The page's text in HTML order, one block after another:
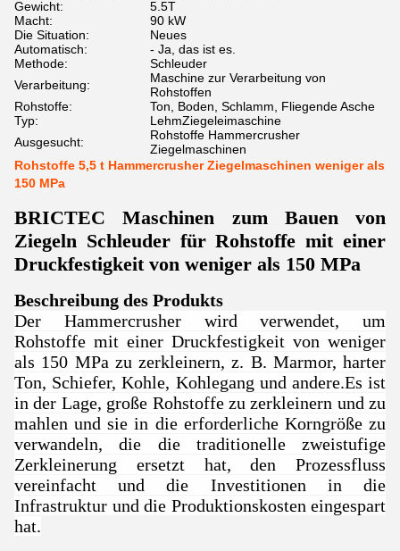
Gewicht:
5.5T
Macht:
90 kW
Die Situation:
Neues
Automatisch:
- Ja, das ist es.
Methode:
Schleuder
Verarbeitung:
Maschine zur Verarbeitung von
Rohstoffen
Rohstoffe:
Ton, Boden, Schlamm, Fliegende Asche
Typ:
LehmZiegeleimaschine
Ausgesucht:
Rohstoffe Hammercrusher
Ziegelmaschinen
Rohstoffe 5,5 t Hammercrusher Ziegelmaschinen weniger als
150 MPa
BRICTEC Maschinen zum Bauen von
Ziegeln Schleuder für Rohstoffe mit einer
Druckfestigkeit von weniger als 150 MPa
Beschreibung des Produkts
Der Hammercrusher wird verwendet, um
Rohstoffe mit einer Druckfestigkeit von weniger
als 150 MPa zu zerkleinern, z. B. Marmor, harter
Ton, Schiefer, Kohle, Kohlegang und andere.Es ist
in der Lage, große Rohstoffe zu zerkleinern und zu
mahlen und sie in die erforderliche Korngröße zu
verwandeln, die die traditionelle zweistufige
Zerkleinerung ersetzt hat, den Prozessfluss
vereinfacht und die Investitionen in die
Infrastruktur und die Produktionskosten eingespart
hat.